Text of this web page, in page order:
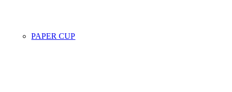
PAPER CUP